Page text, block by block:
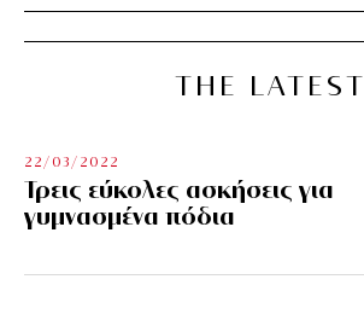
THE LATEST
22/03/2022
Τρεις εύκολες ασκήσεις για
γυμνασμένα πόδια